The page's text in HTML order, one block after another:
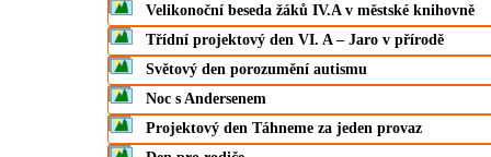
Velikonoční beseda žáků IV.A v městské knihovně
Třídní projektový den VI. A – Jaro v přírodě
Světový den porozumění autismu
Noc s Andersenem
Projektový den Táhneme za jeden provaz